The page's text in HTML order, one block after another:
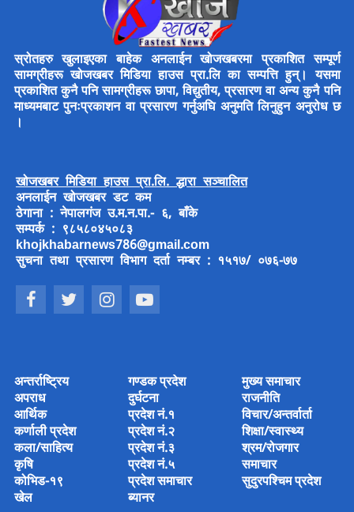
स्रोतहरु खुलाइएका बाहेक अनलाईन खोजखबरमा प्रकाशित सम्पूर्ण
सामग्रीहरू खोजखबर मिडिया हाउस प्रा.लि का सम्पत्ति हुन्। यसमा
प्रकाशित कुनै पनि सामग्रीहरू छापा, विद्युतीय, प्रसारण वा अन्य कुनै पनि
माध्यमबाट पुनःप्रकाशन वा प्रसारण गर्नुअघि अनुमति लिनुहुन अनुरोध छ
।
खोजखबर मिडिया हाउस प्रा.लि. द्धारा सञ्चालित
अनलाईन खोजखबर डट कम
ठेगाना : नेपालगंज उ.म.न.पा.- ६, बाँके
सम्पर्क : ९८५८०४५०८३
khojkhabarnews786@gmail.com
सुचना तथा प्रसारण विभाग दर्ता नम्बर : १५१७/ ०७६-७७
अन्तर्राष्ट्रिय
अपराध
आर्थिक
कर्णाली प्रदेश
कला/साहित्य
कृषि
कोभिड-१९
खेल
गण्डक प्रदेश
दुर्घटना
प्रदेश नं.१
प्रदेश नं.२
प्रदेश नं.३
प्रदेश नं.५
प्रदेश समाचार
ब्यानर
मुख्य समाचार
राजनीति
विचार/अन्तर्वार्ता
शिक्षा/स्वास्थ्य
श्रम/रोजगार
समाचार
सुदुरपश्चिम प्रदेश